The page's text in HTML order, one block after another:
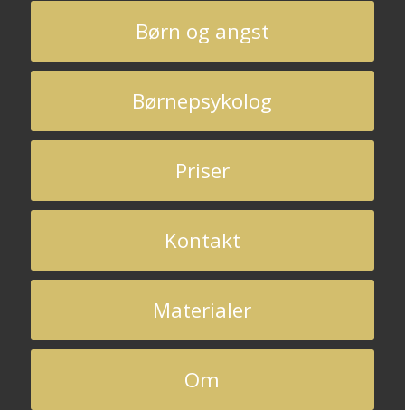
Børn og angst
Børnepsykolog
Priser
Kontakt
Materialer
Om